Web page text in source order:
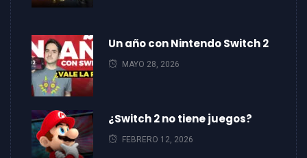
Un año con Nintendo Switch 2
MAYO 28, 2026
¿Switch 2 no tiene juegos?
FEBRERO 12, 2026